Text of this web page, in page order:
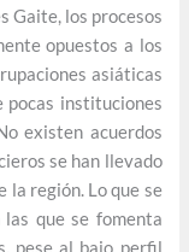
Gaite, los procesos
opuestos a los
asiáticas
pocas instituciones
existen acuerdos
se han llevado
la región. Lo que se
las que se fomenta